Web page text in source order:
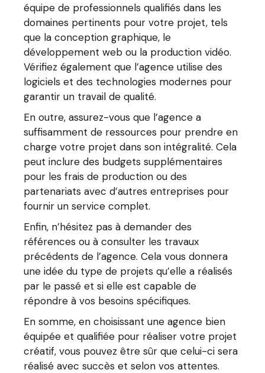
équipe de professionnels qualifiés dans les
domaines pertinents pour votre projet, tels
que la conception graphique, le
développement web ou la production vidéo.
Vérifiez également que l’agence utilise des
logiciels et des technologies modernes pour
garantir un travail de qualité.
En outre, assurez-vous que l’agence a
suffisamment de ressources pour prendre en
charge votre projet dans son intégralité. Cela
peut inclure des budgets supplémentaires
pour les frais de production ou des
partenariats avec d’autres entreprises pour
fournir un service complet.
Enfin, n’hésitez pas à demander des
références ou à consulter les travaux
précédents de l’agence. Cela vous donnera
une idée du type de projets qu’elle a réalisés
par le passé et si elle est capable de
répondre à vos besoins spécifiques.
En somme, en choisissant une agence bien
équipée et qualifiée pour réaliser votre projet
créatif, vous pouvez être sûr que celui-ci sera
réalisé avec succès et selon vos attentes.